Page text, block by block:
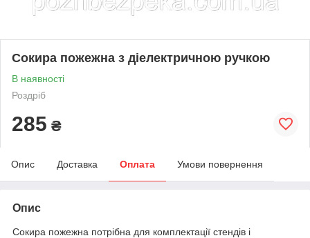
Сокира пожежна з діелектричною ручкою
В наявності
Роздріб
285 ₴
Опис Доставка Оплата Умови повернення
Опис
Сокира пожежна потрібна для комплектації стендів і